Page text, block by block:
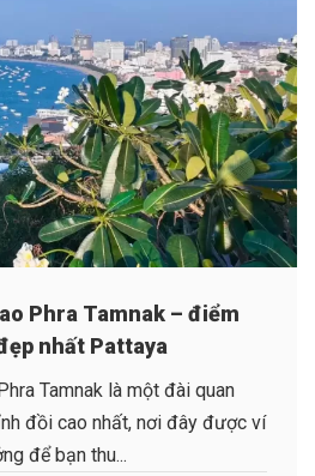
Phra Tamnak – điểm
nhất Pattaya
Tamnak là một đài quan
đồi cao nhất, nơi đây được ví
để bạn thu...